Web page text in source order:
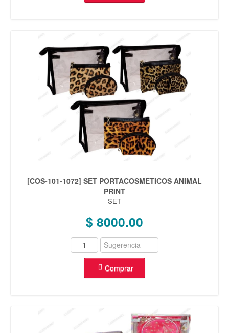
[COS-101-1072] SET PORTACOSMETICOS ANIMAL
PRINT
SET
$ 8000.00
Comprar